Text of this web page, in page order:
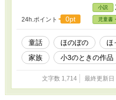
24h.ポイント 0pt
小説
児童書
童話 ほのぼの ほ
家族
小3のときの作品
文字数 1,714 最終更新